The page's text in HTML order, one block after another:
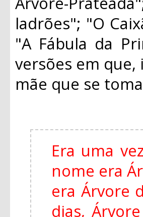
ladrões"; "O
"A Fábula da
versões em que,
mãe que se
Era uma
nome era
era Árvore
dias,